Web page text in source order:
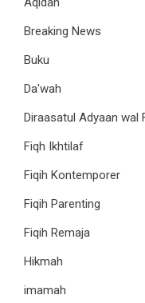
Breaking News
Buku
Da'wah
Diraasatul Adyaan wal
Fiqh Ikhtilaf
Fiqih Kontemporer
Fiqih Parenting
Fiqih Remaja
Hikmah
imamah